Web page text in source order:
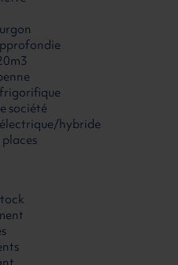
société
hybride